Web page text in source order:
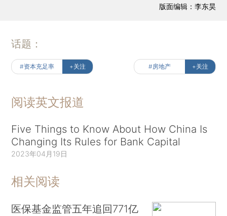
版面编辑：李东昊
话题：
#资本充足率 +关注 #房地产 +关注
阅读英文报道
Five Things to Know About How China Is
Changing Its Rules for Bank Capital
2023年04月19日
相关阅读
医保基金监管五年追回771亿